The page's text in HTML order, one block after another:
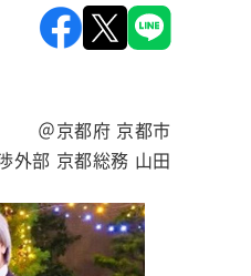
＠京都府 京都市
外部 京都総務 山田